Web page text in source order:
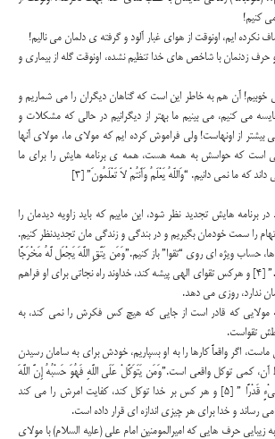
کنیم!
نکرده ایم، اونوقت از هوای غبار آلود و گرفته ی دلمان می نالیم!
زدنمان با شاخص های خدا تنظیم نشده، اونوقت گله از بیماری و
آن هم به خاطر این است که گناهان دیگران را می شماریم و
می کنیم، می بینیم ما بهتر از دیگرانیم در حالی که مشکلات و
بیشتر از اونهاست! ولی فراموش کرده ایم که مولای ما، مولای آنها
است که حواسش به همه هست، همه ی برنامه هایش را برای ما
که ما نمی دانیم. “وَاللّهُ یَعْلَمُ وَأَنتُمْ لاَ تَعْلَمُونَ” [۳]
برنامه هایش تجدید نظر شود، این ماییم که باید زاویه دیدمان را
را سمت خودمان بگیریم و در بندگی و زندگی مان تجدیدنظر کنیم.
حساب ویژه ای روی “تقوا” باز کنیم.”وَمَن یَتَّقِ اللَّهَ یَجْعَل لَّهُ مَخْرَجًا
وَیَرْزُقْهُ مِنْ حَیْثُ لَا یَحْتَسِبُ…” [۴] و هرکس تقوای الهی پیشه کند، خداوند راه نجاتی برای او فراهم
ندارد، روزی می دهد.
به مولایی که قادر است از جایی که هیچ کس فکرش را نمی کند، به
تقواست.
اگر واقعاً کارها را به او بسپاریم، خودش برای به سامان رسیدن
کمی توکل واقعی است.”وَمَن یَتَوَکَّلْ عَلَى اللَّهِ فَهُوَ حَسْبُهُ إِنَّ اللَّهَ
بَالِغُ أَمْرِهِ قَدْ جَعَلَ اللَّهُ لِکُلِّ شَیْءٍ قَدْرًا ” [۵] و هر کس بر خدا توکل کند، کفایت امرش را می کند
می‌ رساند و خدا برای هر چیزی اندازه ای قرار داده است.
زیبایی حرف هایی که امیرالمومنین امام علی (علیه السلام) با مولای